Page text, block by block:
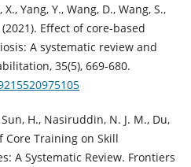
X., Yang, Y., Wang, D., Wang, S.,
Effect of core-based
A systematic review and
35(5), 669-680.
Sun, H., Nasiruddin, N. J. M., Du,
Core Training on Skill
A Systematic Review. Frontiers